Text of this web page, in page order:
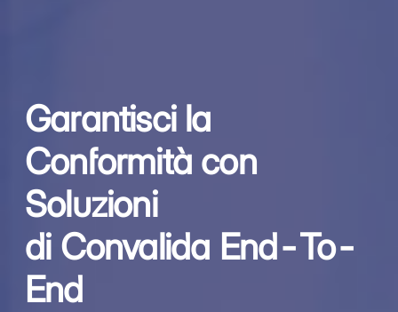
Garantisci la
Conformità con
Soluzioni
di Convalida End-To-
End